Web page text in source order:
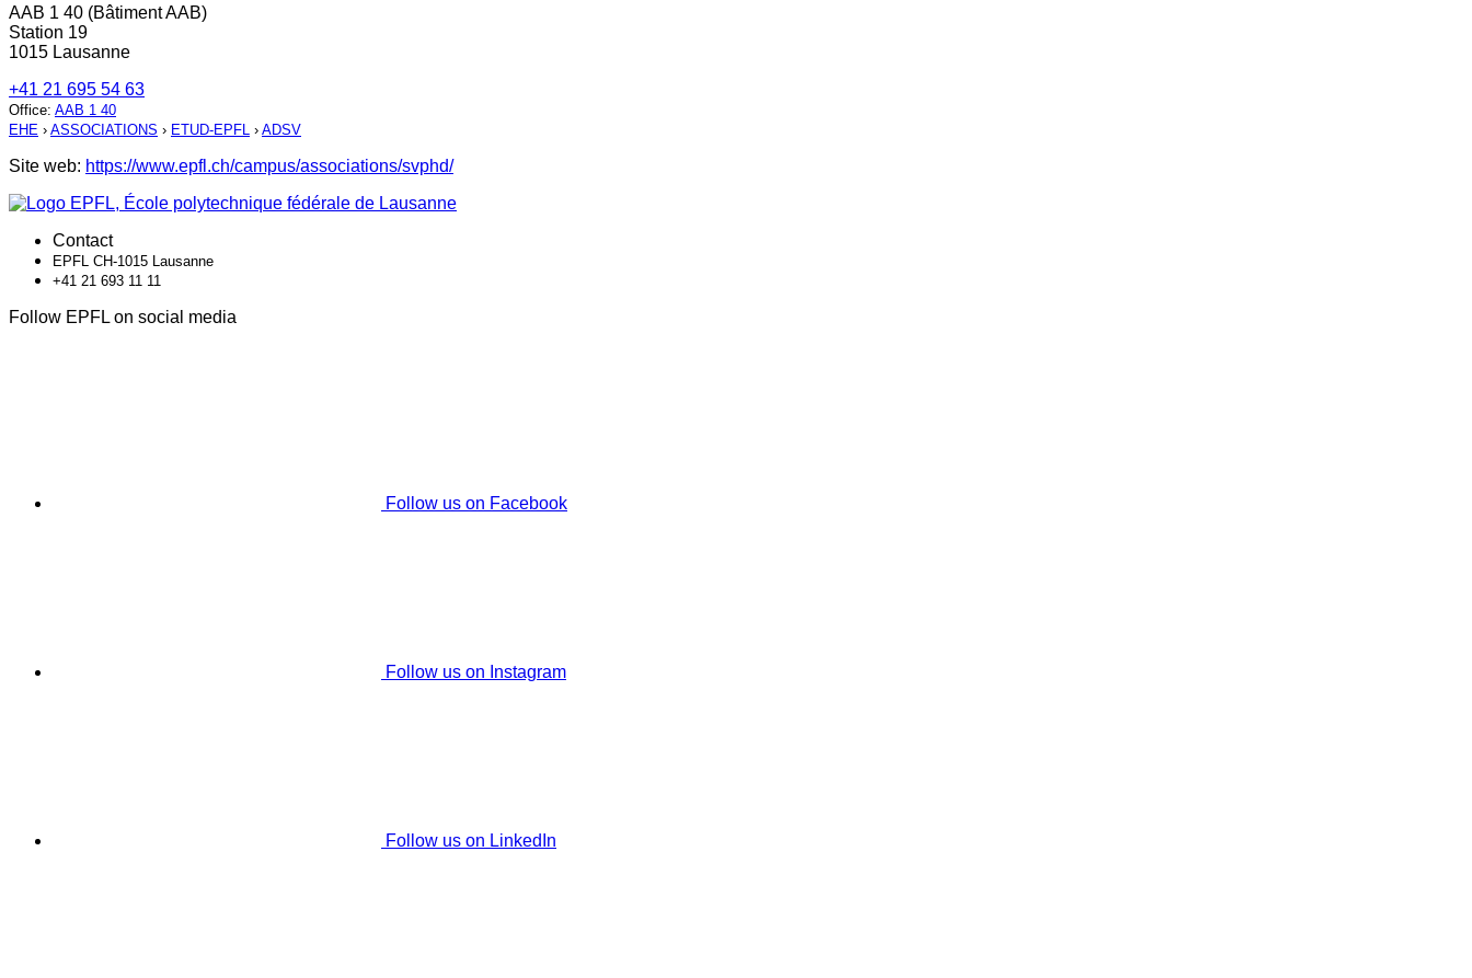
AAB 1 40 (Bâtiment AAB)
Station 19
1015 Lausanne
+41 21 695 54 63
Office: AAB 1 40
EHE › ASSOCIATIONS › ETUD-EPFL › ADSV
Site web: https://www.epfl.ch/campus/associations/svphd/
Contact
EPFL CH-1015 Lausanne
+41 21 693 11 11
Follow EPFL on social media
Follow us on Facebook
Follow us on Instagram
Follow us on LinkedIn